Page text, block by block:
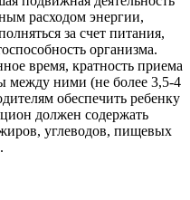
расходом энергии,
за счет питания,
организма.
время, кратность приема
между ними (не более 3,5-4
обеспечить ребенку
должен содержать
углеводов, пищевых